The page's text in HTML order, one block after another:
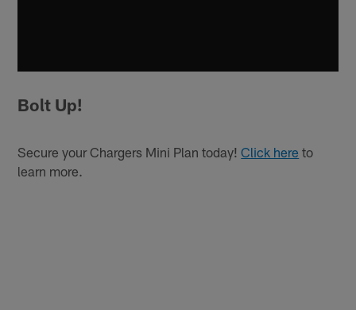
Bolt Up!
Secure your Chargers Mini Plan today!Click here to
learn more.